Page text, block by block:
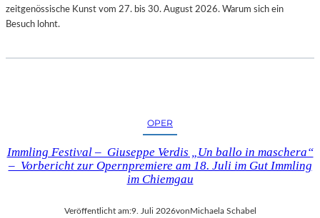
zeitgenössische Kunst vom 27. bis 30. August 2026. Warum sich ein
Besuch lohnt.
OPER
Immling Festival – Giuseppe Verdis „Un ballo in maschera“
– Vorbericht zur Opernpremiere am 18. Juli im Gut Immling
im Chiemgau
Veröffentlicht am:9. Juli 2026vonMichaela Schabel